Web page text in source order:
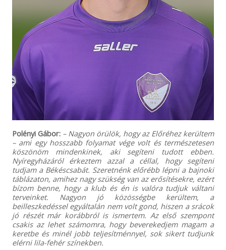
Polényi Gábor: – Nagyon örülök, hogy az Előréhez kerültem
– ami egy hosszabb folyamat vége volt és természetesen
köszönöm mindenkinek, aki segíteni tudott ebben.
Nyíregyházáról érkeztem azzal a céllal, hogy segíteni
tudjam a Békéscsabát. Szeretnénk előrébb lépni a bajnoki
táblázaton, amihez nagy szükség van az erősítésekre, ezért
bízom benne, hogy a klub és én is valóra tudjuk váltani
terveinket. Nagyon jó közösségbe kerültem, a
beilleszkedéssel egyáltalán nem volt gond, hiszen a srácok
jó részét már korábbról is ismertem. Az első szempont
csakis az lehet számomra, hogy beverekedjem magam a
keretbe és minél jobb teljesítménnyel, sok sikert tudjunk
elérni lila-fehér színekben.